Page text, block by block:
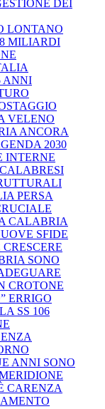
DEI
LONTANO
MILIARDI
ANNI
VELENO
ANCORA
2030
INTERNE
PERSA
CALABRIA
SFIDE
SONO
CROTONE
ERRIGO
SS 106
ANNI SONO
CARENZA